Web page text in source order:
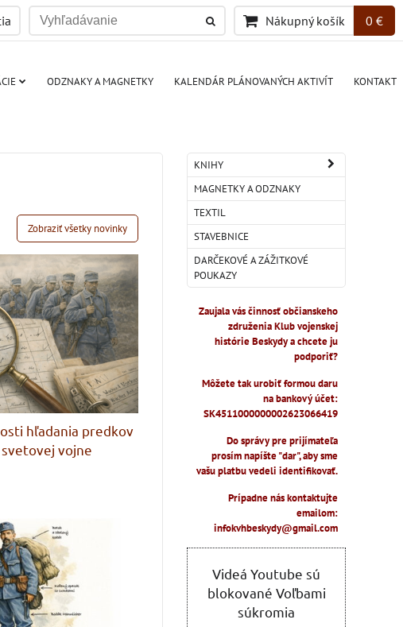
Nákupný košík 0 €
ODZNAKY A MAGNETKY KALENDÁR PLÁNOVANÝCH AKTIVÍT KONTAKT
hľadania predkov
vojne
Zobraziť všetky novinky
KNIHY
MAGNETKY A ODZNAKY
TEXTIL
STAVEBNICE
DARČEKOVÉ A ZÁŽITKOVÉ
POUKAZY
Zaujala vás činnosť občianskeho
združenia Klub vojenskej
histórie Beskydy a chcete ju
podporiť?
Môžete tak urobiť formou daru
na bankový účet:
SK4511000000002623066419
Do správy pre prijímateľa
prosím napíšte "dar", aby sme
vašu platbu vedeli identifikovať.
Prípadne nás kontaktujte
emailom:
infokvhbeskydy@gmail.com
Videá Youtube sú
blokované Voľbami
súkromia